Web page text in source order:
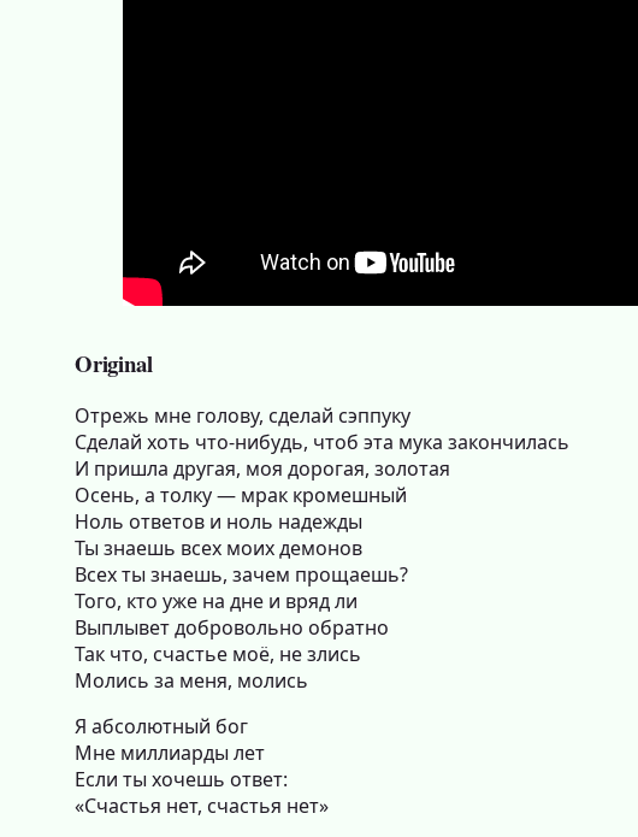
Original
Отрежь мне голову, сделай сэппуку
Сделай хоть что-нибудь, чтоб эта мука закончилась
И пришла другая, моя дорогая, золотая
Осень, а толку — мрак кромешный
Ноль ответов и ноль надежды
Ты знаешь всех моих демонов
Всех ты знаешь, зачем прощаешь?
Того, кто уже на дне и вряд ли
Выплывет добровольно обратно
Так что, счастье моё, не злись
Молись за меня, молись
Я абсолютный бог
Мне миллиарды лет
Если ты хочешь ответ:
«Счастья нет, счастья нет»